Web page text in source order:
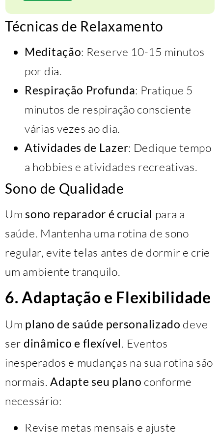
Técnicas de Relaxamento
Meditação: Reserve 10-15 minutos
por dia.
Respiração Profunda: Pratique 5
minutos de respiração consciente
várias vezes ao dia.
Atividades de Lazer: Dedique tempo
a hobbies e atividades recreativas.
Sono de Qualidade
Umsono reparador é crucial para a
saúde. Mantenha uma rotina de sono
regular, evite telas antes de dormir e crie
um ambiente tranquilo.
6. Adaptação e Flexibilidade
Um plano de saúde personalizado deve
ser dinâmico e flexível. Eventos
inesperados e mudanças na sua rotina são
normais.Adapte seu plano conforme
necessário:
Revise metas mensais e ajuste